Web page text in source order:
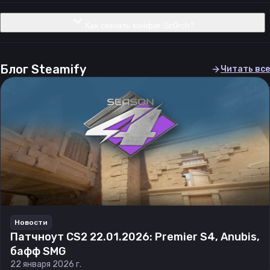
Блог Steamify Читать все
Новости
Патчноут CS2 22.01.2026: Premier S4, Anubis,
бафф SMG
22 января 2026 г.